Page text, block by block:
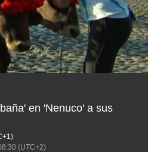
en 'Nenuco' a sus
(UTC+2)